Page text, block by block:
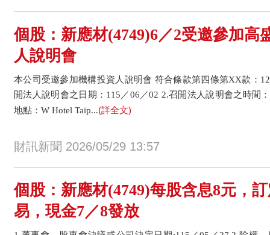
個股：新應材(4749)6／2受邀參加高
人說明會
本公司受邀參加機構投資人說明會 符合條款第四條第XX款：
開法人說明會之日期：115／06／02 2.召開法人說明會之時間
地點：W Hotel Taip...(詳全文)
財訊新聞 2026/05/29 13:57
個股：新應材(4749)每股含息8元，
易，現金7／8發放